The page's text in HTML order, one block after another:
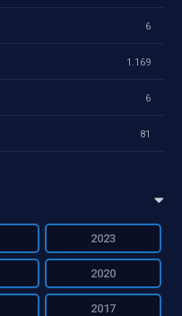
6
1.169
6
81
2023
2020
2017